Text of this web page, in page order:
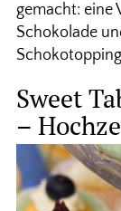
gemacht: eine
Schokolade
Sweet
–